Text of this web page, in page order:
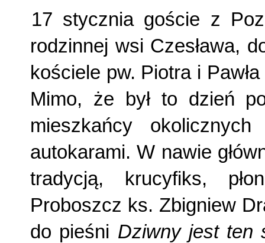
17 stycznia goście z
rodzinnej wsi Czesława,
kościele pw. Piotra i
Mimo, że był to dzień
mieszkańcy
autokarami. W nawie
tradycją, krucyfiks,
Proboszcz ks. Zbigniew
do pieśni Dziwny jest ten